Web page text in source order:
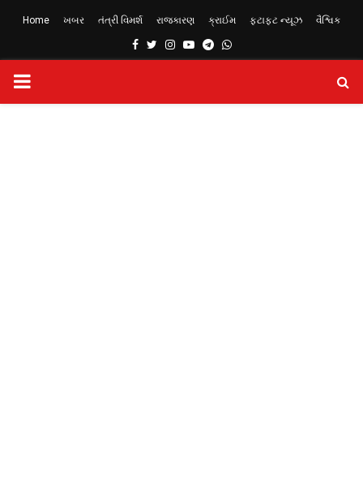
Home ખબર તંત્રી વિમર્શ રાજકારણ ક્રાઈમ ફટાફટ ન્યૂઝ વૈશ્વિક
Facebook
TwitterInstagram
YoutubeTelegram
Whatsapp
PRIMARY